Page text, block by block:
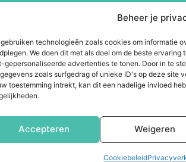
Beheer je
technologieën zoals cookies om informatie
We doen dit met als doel om de beste ervaring
gepersonaliseerde advertenties te tonen. Door in te
zoals surfgedrag of unieke ID's op deze site
toestemming intrekt, kan dit een nadelige invloed
Accepteren Weigeren
Cookiebeleid
Beoordelingen van
Arlindo